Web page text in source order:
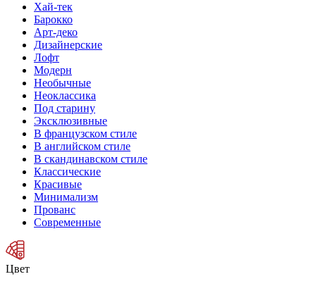
Хай-тек
Барокко
Арт-деко
Дизайнерские
Лофт
Модерн
Необычные
Неоклассика
Под старину
Эксклюзивные
В французском стиле
В английском стиле
В скандинавском стиле
Классические
Красивые
Минимализм
Прованс
Современные
Цвет